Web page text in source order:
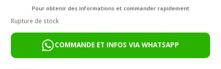
Pour obtenir des informations et commander rapidement
Rupture de stock
COMMANDE ET INFOS VIA WHATSAPP